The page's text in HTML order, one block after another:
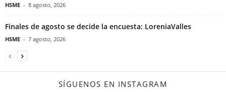
HSME - 8 agosto, 2026
Finales de agosto se decide la encuesta: LoreniaValles
HSME - 7 agosto, 2026
SÍGUENOS EN INSTAGRAM